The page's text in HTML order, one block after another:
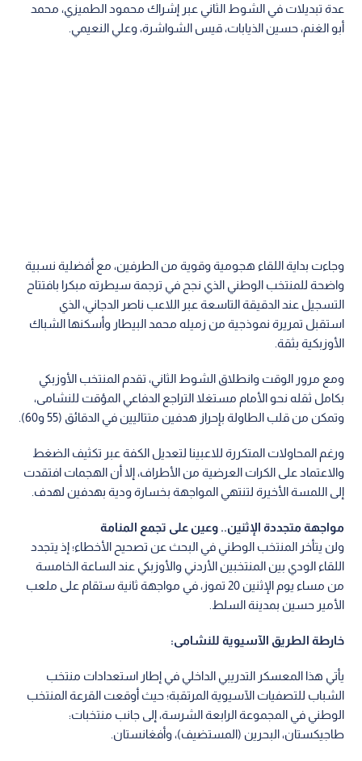
عدة تبديلات في الشوط الثاني عبر إشراك محمود الطميزي، محمد
أبو الغنم، حسين الذيابات، قيس الشواشرة، وعلي النعيمي.
وجاءت بداية اللقاء هجومية وقوية من الطرفين، مع أفضلية نسبية
واضحة للمنتخب الوطني الذي نجح في ترجمة سيطرته مبكرا بافتتاح
التسجيل عند الدقيقة التاسعة عبر اللاعب ناصر الدجاني، الذي
استقبل تمريرة نموذجية من زميله محمد البيطار وأسكنها الشباك
الأوزبكية بثقة.
ومع مرور الوقت وانطلاق الشوط الثاني، تقدم المنتخب الأوزبكي
بكامل ثقله نحو الأمام مستغلا التراجع الدفاعي المؤقت للنشامى،
وتمكن من قلب الطاولة بإحراز هدفين متتاليين في الدقائق (55 و60).
ورغم المحاولات المتكررة للاعبينا لتعديل الكفة عبر تكثيف الضغط
والاعتماد على الكرات العرضية من الأطراف، إلا أن الهجمات افتقدت
إلى اللمسة الأخيرة لتنتهي المواجهة بخسارة ودية بهدفين لهدف.
مواجهة متجددة الإثنين.. وعين على تجمع المنامة
ولن يتأخر المنتخب الوطني في البحث عن تصحيح الأخطاء؛ إذ يتجدد
اللقاء الودي بين المنتخبين الأردني والأوزبكي عند الساعة الخامسة
من مساء يوم الإثنين 20 تموز، في مواجهة ثانية ستقام على ملعب
الأمير حسين بمدينة السلط.
خارطة الطريق الآسيوية للنشامى:
يأتي هذا المعسكر التدريبي الداخلي في إطار استعدادات منتخب
الشباب للتصفيات الآسيوية المرتقبة؛ حيث أوقعت القرعة المنتخب
الوطني في المجموعة الرابعة الشرسة، إلى جانب منتخبات:
طاجيكستان، البحرين (المستضيف)، وأفغانستان.